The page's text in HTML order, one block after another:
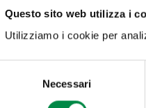
Questo sito web utilizza i
Utilizziamo i cookie per
Necessari